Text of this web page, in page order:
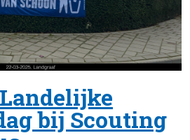
bij Scouting